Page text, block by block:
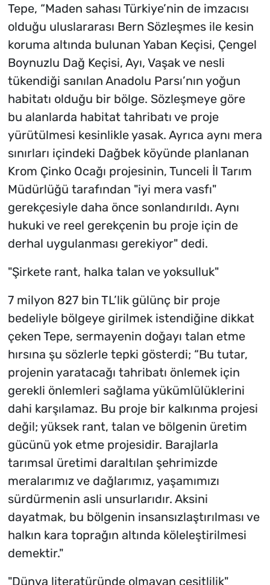
Tepe, “Maden sahası Türkiye’nin de imzacısı
olduğu uluslararası Bern Sözleşmes ile kesin
koruma altında bulunan Yaban Keçisi, Çengel
Boynuzlu Dağ Keçisi, Ayı, Vaşak ve nesli
tükendiği sanılan Anadolu Parsı’nın yoğun
habitatı olduğu bir bölge. Sözleşmeye göre
bu alanlarda habitat tahribatı ve proje
yürütülmesi kesinlikle yasak. Ayrıca aynı mera
sınırları içindeki Dağbek köyünde planlanan
Krom Çinko Ocağı projesinin, Tunceli İl Tarım
Müdürlüğü tarafından "iyi mera vasfı"
gerekçesiyle daha önce sonlandırıldı. Aynı
hukuki ve reel gerekçenin bu proje için de
derhal uygulanması gerekiyor" dedi.
"Şirkete rant, halka talan ve yoksulluk"
7 milyon 827 bin TL’lik gülünç bir proje
bedeliyle bölgeye girilmek istendiğine dikkat
çeken Tepe, sermayenin doğayı talan etme
hırsına şu sözlerle tepki gösterdi; “Bu tutar,
projenin yaratacağı tahribatı önlemek için
gerekli önlemleri sağlama yükümlülüklerini
dahi karşılamaz. Bu proje bir kalkınma projesi
değil; yüksek rant, talan ve bölgenin üretim
gücünü yok etme projesidir. Barajlarla
tarımsal üretimi daraltılan şehrimizde
meralarımız ve dağlarımız, yaşamımızı
sürdürmenin asli unsurlarıdır. Aksini
dayatmak, bu bölgenin insansızlaştırılması ve
halkın kara toprağın altında köleleştirilmesi
demektir."
"Dünya literatüründe olmayan çeşitlilik"